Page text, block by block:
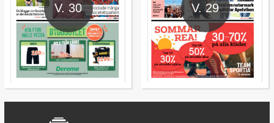
V. 30 V. 29